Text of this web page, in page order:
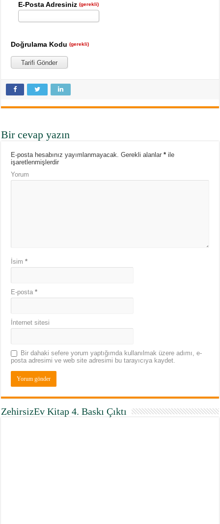
E-Posta Adresiniz(gerekli)
Doğrulama Kodu(gerekli)
Tarifi Gönder
Bir cevap yazın
E-posta hesabınız yayımlanmayacak. Gerekli alanlar* ile
işaretlenmişlerdir
Yorum
İsim*
E-posta*
İnternet sitesi
Bir dahaki sefere yorum yaptığımda kullanılmak üzere adımı, e-
posta adresimi ve web site adresimi bu tarayıcıya kaydet.
ZehirsizEv Kitap 4. Baskı Çıktı